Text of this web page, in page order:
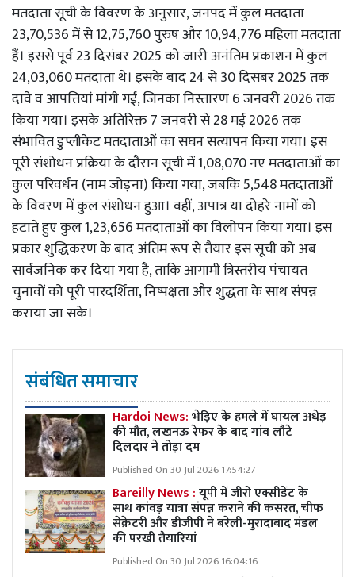
मतदाता सूची के विवरण के अनुसार, जनपद में कुल मतदाता
23,70,536 में से 12,75,760 पुरुष और 10,94,776 महिला मतदाता
हैं। इससे पूर्व 23 दिसंबर 2025 को जारी अनंतिम प्रकाशन में कुल
24,03,060 मतदाता थे। इसके बाद 24 से 30 दिसंबर 2025 तक
दावे व आपत्तियां मांगी गईं, जिनका निस्तारण 6 जनवरी 2026 तक
किया गया। इसके अतिरिक्त 7 जनवरी से 28 मई 2026 तक
संभावित डुप्लीकेट मतदाताओं का सघन सत्यापन किया गया। इस
पूरी संशोधन प्रक्रिया के दौरान सूची में 1,08,070 नए मतदाताओं का
कुल परिवर्धन (नाम जोड़ना) किया गया, जबकि 5,548 मतदाताओं
के विवरण में कुल संशोधन हुआ। वहीं, अपात्र या दोहरे नामों को
हटाते हुए कुल 1,23,656 मतदाताओं का विलोपन किया गया। इस
प्रकार शुद्धिकरण के बाद अंतिम रूप से तैयार इस सूची को अब
सार्वजनिक कर दिया गया है, ताकि आगामी त्रिस्तरीय पंचायत
चुनावों को पूरी पारदर्शिता, निष्पक्षता और शुद्धता के साथ संपन्न
कराया जा सके।
संबंधित समाचार
Hardoi News:भेड़िए के हमले में घायल अधेड़
की मौत, लखनऊ रेफर के बाद गांव लौटे
दिलदार ने तोड़ा दम
Published On 30 Jul 2026 17:54:27
Bareilly News :यूपी में जीरो एक्सीडेंट के
साथ कांवड़ यात्रा संपन्न कराने की कसरत, चीफ
सेक्रेटरी और डीजीपी ने बरेली-मुरादाबाद मंडल
की परखी तैयारियां
Published On 30 Jul 2026 16:04:16